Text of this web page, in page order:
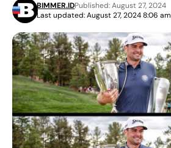
Last updated: August 27, 2024 8:06 am
BIMMER.IDPublished: August 27, 2024